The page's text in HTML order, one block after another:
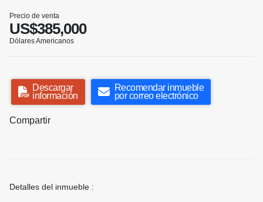
Precio de venta
US$385,000
Dólares Americanos
Descargar
información
Recomendar inmueble
por correo electrónico
Compartir
Detalles del inmueble :